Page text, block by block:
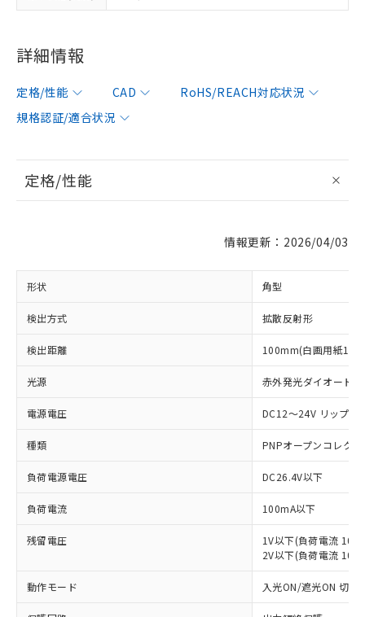
詳細情報
定格/性能 CAD
RoHS/REACH対応状況
規格認証/適合状況
定格/性能
情報更新：2026/04/03
形状 角型
検出方式 拡散反射形
検出距離 100mm(白画用紙
光源 赤外発光ダイオード
電源電圧 DC12～24V リップ
種類 PNPオープンコレクタ
負荷電源電圧 DC26.4V以下
負荷電流 100mA以下
残留電圧
1V以下(負荷電流
2V以下(負荷電流 10
動作モード 入光ON/遮光ON 切替